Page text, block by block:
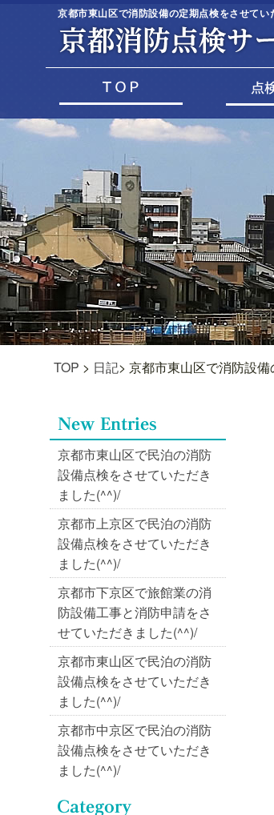
京都市東山区で消防設備の定期点検をさせて
TOP > 日記> 京都市東山区で消防設
京都市東山区で民泊の消防
設備点検をさせていただき
ました(^^)/
京都市上京区で民泊の消防
設備点検をさせていただき
ました(^^)/
京都市下京区で旅館業の消
防設備工事と消防申請をさ
せていただきました(^^)/
京都市東山区で民泊の消防
設備点検をさせていただき
ました(^^)/
京都市中京区で民泊の消防
設備点検をさせていただき
ました(^^)/